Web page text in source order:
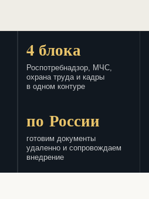
4 блока
Роспотребнадзор, МЧС,
охрана труда и кадры
в одном контуре
по России
готовим документы
удаленно и сопровождаем
внедрение